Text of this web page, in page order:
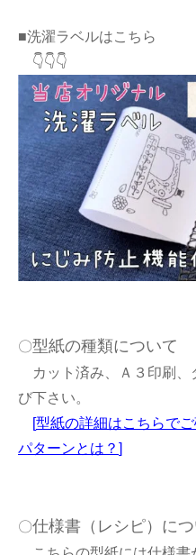
■洗濯ラベルはこちら
👇👇👇
〇型紙の種類について
カット済み、Ａ３印刷、
び下さい。
[型紙の詳細はこちらで
パターンとは？ ]
〇仕様書（レシピ）に